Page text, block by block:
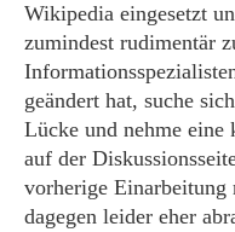
Wikipedia eingesetzt
zumindest rudimentär
geändert hat, suche
Lücke und nehme
auf der
vorherige Einarbeitung
dagegen leider eher